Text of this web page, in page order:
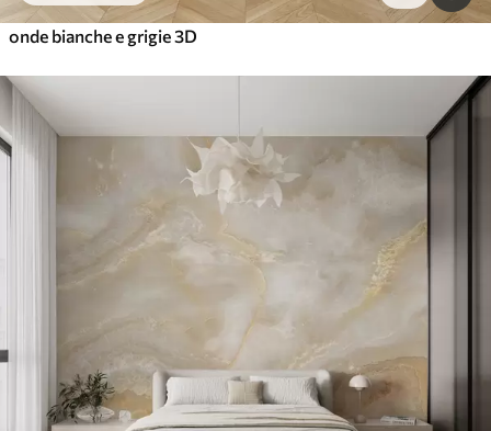
onde bianche e grigie 3D